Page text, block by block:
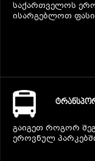
საქართველოს
ისარგებლოთ
გაიგეთ როგორ
ეროვნულ